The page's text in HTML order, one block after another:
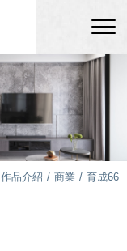
作品介紹 商業 育成66